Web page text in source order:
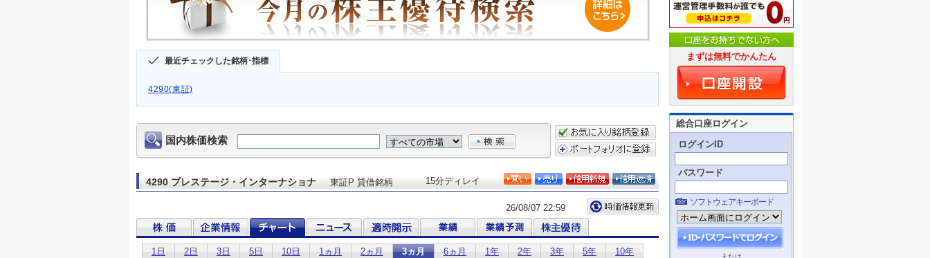
最近チェックした銘柄･指標
4290(東証)
まずは無料でかんたん
総合口座ログイン
ログインID
パスワード
ソフトウェアキーボード
または